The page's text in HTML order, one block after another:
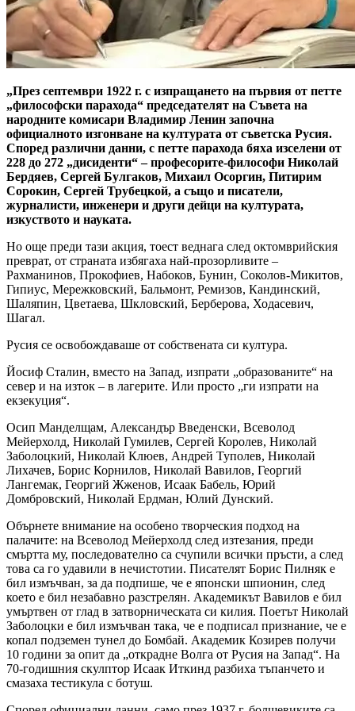
„През септември 1922 г. с изпращането на първия от петте
„философски парахода“ председателят на Съвета на
народните комисари Владимир Ленин започна
официалното изгонване на културата от съветска Русия.
Според различни данни, с петте парахода бяха изселени от
228 до 272 „дисиденти“ – професорите-философи Николай
Бердяев, Сергей Булгаков, Михаил Осоргин, Питирим
Сорокин, Сергей Трубецкой, а също и писатели,
журналисти, инженери и други дейци на културата,
изкуството и науката.
Но още преди тази акция, тоест веднага след октомврийския
преврат, от страната избягаха най-прозорливите –
Рахманинов, Прокофиев, Набоков, Бунин, Соколов-Микитов,
Гипиус, Мережковский, Бальмонт, Ремизов, Кандинский,
Шаляпин, Цветаева, Шкловский, Берберова, Ходасевич,
Шагал.
Русия се освобождаваше от собствената си култура.
Йосиф Сталин, вместо на Запад, изпрати „образованите“ на
север и на изток – в лагерите. Или просто „ги изпрати на
екзекуция“.
Осип Манделщам, Александър Введенски, Всеволод
Мейерхолд, Николай Гумилев, Сергей Королев, Николай
Заболоцкий, Николай Клюев, Андрей Туполев, Николай
Лихачев, Борис Корнилов, Николай Вавилов, Георгий
Лангемак, Георгий Жженов, Исаак Бабель, Юрий
Домбровский, Николай Ердман, Юлий Дунский.
Обърнете внимание на особено творческия подход на
палачите: на Всеволод Мейерхолд след изтезания, преди
смъртта му, последователно са счупили всички пръсти, а след
това са го удавили в нечистотии. Писателят Борис Пилняк е
бил измъчван, за да подпише, че е японски шпионин, след
което е бил незабавно разстрелян. Академикът Вавилов е бил
умъртвен от глад в затворническата си килия. Поетът Николай
Заболоцки е бил измъчван така, че е подписал признание, че е
копал подземен тунел до Бомбай. Академик Козирев получи
10 години за опит да „открадне Волга от Русия на Запад“. На
70-годишния скулптор Исаак Иткинд разбиха тъпанчето и
смазаха тестикула с ботуш.